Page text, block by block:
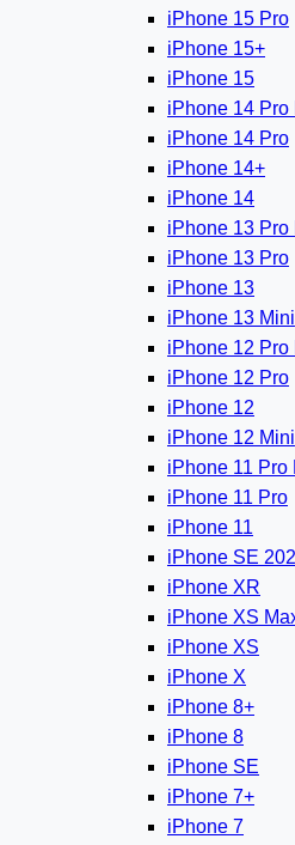
iPhone 15 Pro
iPhone 15+
iPhone 15
iPhone 14 Pro
iPhone 14 Pro
iPhone 14+
iPhone 14
iPhone 13 Pro
iPhone 13 Pro
iPhone 13
iPhone 13 Mini
iPhone 12 Pro
iPhone 12 Pro
iPhone 12
iPhone 12 Mini
iPhone 11 Pro
iPhone 11 Pro
iPhone 11
iPhone SE
iPhone XR
iPhone XS
iPhone XS
iPhone X
iPhone 8+
iPhone 8
iPhone SE
iPhone 7+
iPhone 7